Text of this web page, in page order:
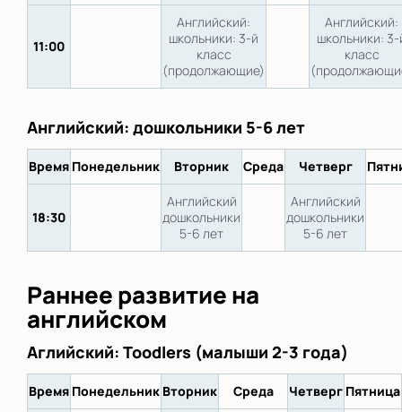
11:00
Английский:
школьники: 3-й
класс
(продолжающие)
Английский:
школьники:
класс
Английский: дошкольники 5-6 лет
Время Понедельник Вторник Среда Четверг
18:30
Английский
дошкольники
5-6 лет
Английский
дошкольники
5-6 лет
Раннее развитие на
английском
Аглийский: Toodlers (малыши 2-3 года)
Время Понедельник Вторник Среда Четверг Пятница